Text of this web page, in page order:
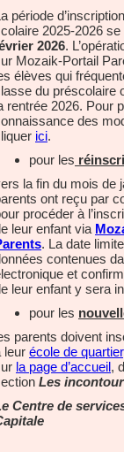
période
2025-2026
2026.
Mozaik-Portail
élèves qui
du préscolaire
rentrée 2026. Pour
des
ici.
pour les
la fin du mois de
ont reçu par
procéder à
leur enfant via
. La date
contenues
et
leur enfant y sera
pour les
parents doivent
leur école de quartier
la page d’accueil,
Les
Centre de